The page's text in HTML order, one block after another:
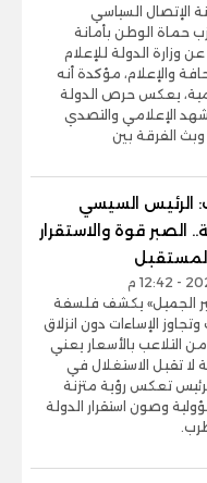
الإتصال السياسي
حماة الوطن بأمانة
عن وزارة الدولة للإعلام
والإعلام، مؤكدة أنه
يعكس حرص الدولة
الإعلامي والتصدي
الفرقة بين
الرئيس السيسي
الصبر قوة والاستقرار
الجميل» يكشف فلسفة
الإساءات دون انزلاق
التلاعب بالأسعار يعني
لا تقبل الاستغلال في
تعكس رؤية متزنة
وصون استقرار الدولة